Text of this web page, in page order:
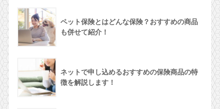
ペット保険とはどんな保険？おすすめの商品
も併せて紹介！
ネットで申し込めるおすすめの保険商品の特
徴を解説します！